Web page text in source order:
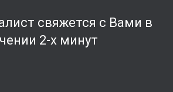
свяжется с Вами в
2-х минут